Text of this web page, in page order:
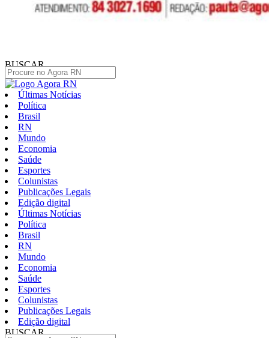
BUSCAR
Últimas Notícias
Política
Brasil
RN
Mundo
Economia
Saúde
Esportes
Colunistas
Publicações Legais
Edição digital
Últimas Notícias
Política
Brasil
RN
Mundo
Economia
Saúde
Esportes
Colunistas
Publicações Legais
Edição digital
BUSCAR